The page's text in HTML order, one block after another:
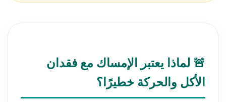
🚨 لماذا يعتبر الإمساك مع فقدان
الأكل والحركة خطيرًا؟